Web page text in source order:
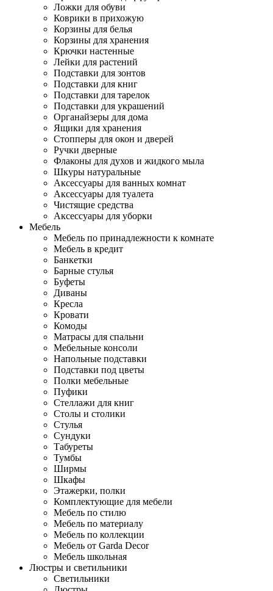
Ложки для обуви
Коврики в прихожую
Корзины для белья
Корзины для хранения
Крючки настенные
Лейки для растений
Подставки для зонтов
Подставки для книг
Подставки для тарелок
Подставки для украшений
Органайзеры для дома
Ящики для хранения
Стопперы для окон и дверей
Ручки дверные
Флаконы для духов и жидкого мыла
Шкуры натуральные
Аксессуары для ванных комнат
Аксессуары для туалета
Чистящие средства
Аксессуары для уборки
Мебель
Мебель по принадлежности к комнате
Мебель в кредит
Банкетки
Барные стулья
Буфеты
Диваны
Кресла
Кровати
Комоды
Матрасы для спальни
Мебельные консоли
Напольные подставки
Подставки под цветы
Полки мебельные
Пуфики
Стеллажи для книг
Столы и столики
Стулья
Сундуки
Табуреты
Тумбы
Ширмы
Шкафы
Этажерки, полки
Комплектующие для мебели
Мебель по стилю
Мебель по материалу
Мебель по коллекции
Мебель от Garda Decor
Мебель школьная
Люстры и светильники
Светильники